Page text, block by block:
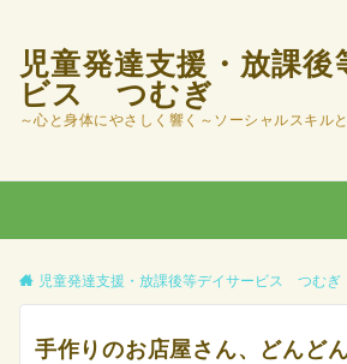
児童発達支援・放課
ビス つむぎ
～心と身体にやさしく響く～ソーシャルスキル
児童発達支援・放課後等デイサービス つむぎ
手作りのお店屋さん、どんど